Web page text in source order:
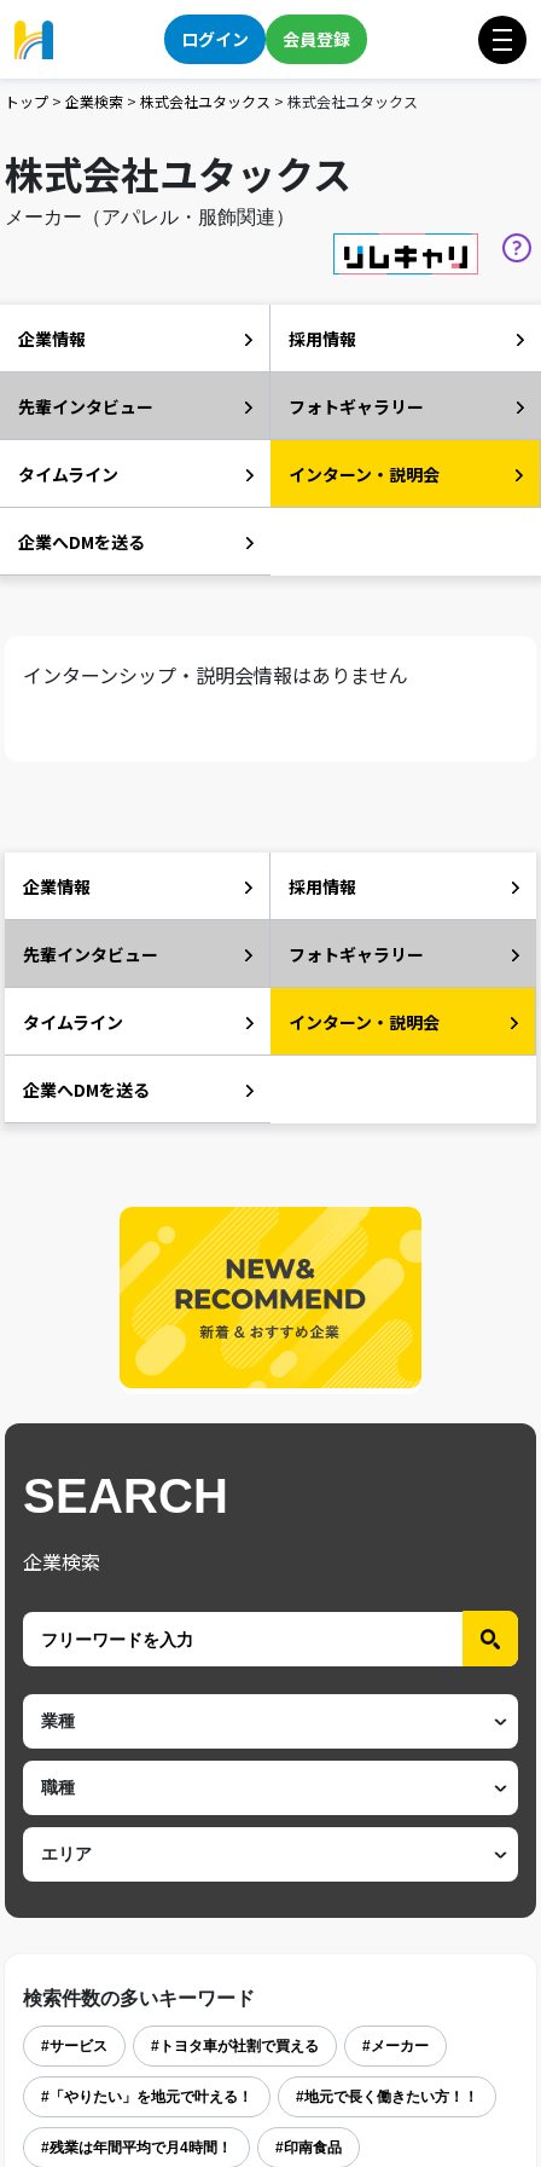
ログイン 会員登録
トップ > 企業検索 > 株式会社ユタックス > 株式会社ユタックス
株式会社ユタックス
メーカー（アパレル・服飾関連）
企業情報 採用情報
先輩インタビュー フォトギャラリー
タイムライン インターン・説明会
企業へDMを送る
インターンシップ・説明会情報はありません
企業情報 採用情報
先輩インタビュー フォトギャラリー
タイムライン インターン・説明会
企業へDMを送る
SEARCH
企業検索
検索件数の多いキーワード
#サービス #トヨタ車が社割で買える #メーカー
#「やりたい」を地元で叶える！ #地元で長く働きたい方！！
#残業は年間平均で月4時間！ #印南食品